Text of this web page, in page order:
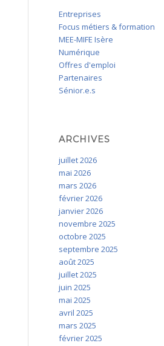
Entreprises
Focus métiers & formation
MEE-MIFE Isère
Numérique
Offres d'emploi
Partenaires
Sénior.e.s
ARCHIVES
juillet 2026
mai 2026
mars 2026
février 2026
janvier 2026
novembre 2025
octobre 2025
septembre 2025
août 2025
juillet 2025
juin 2025
mai 2025
avril 2025
mars 2025
février 2025